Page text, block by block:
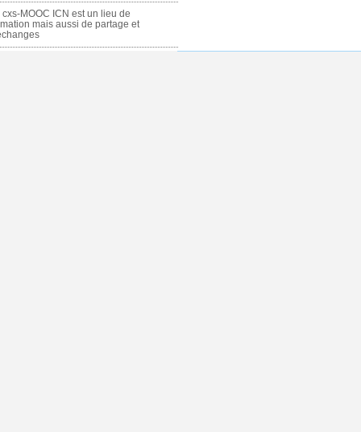
cxs-MOOC ICN est un lieu de
mais aussi de partage et